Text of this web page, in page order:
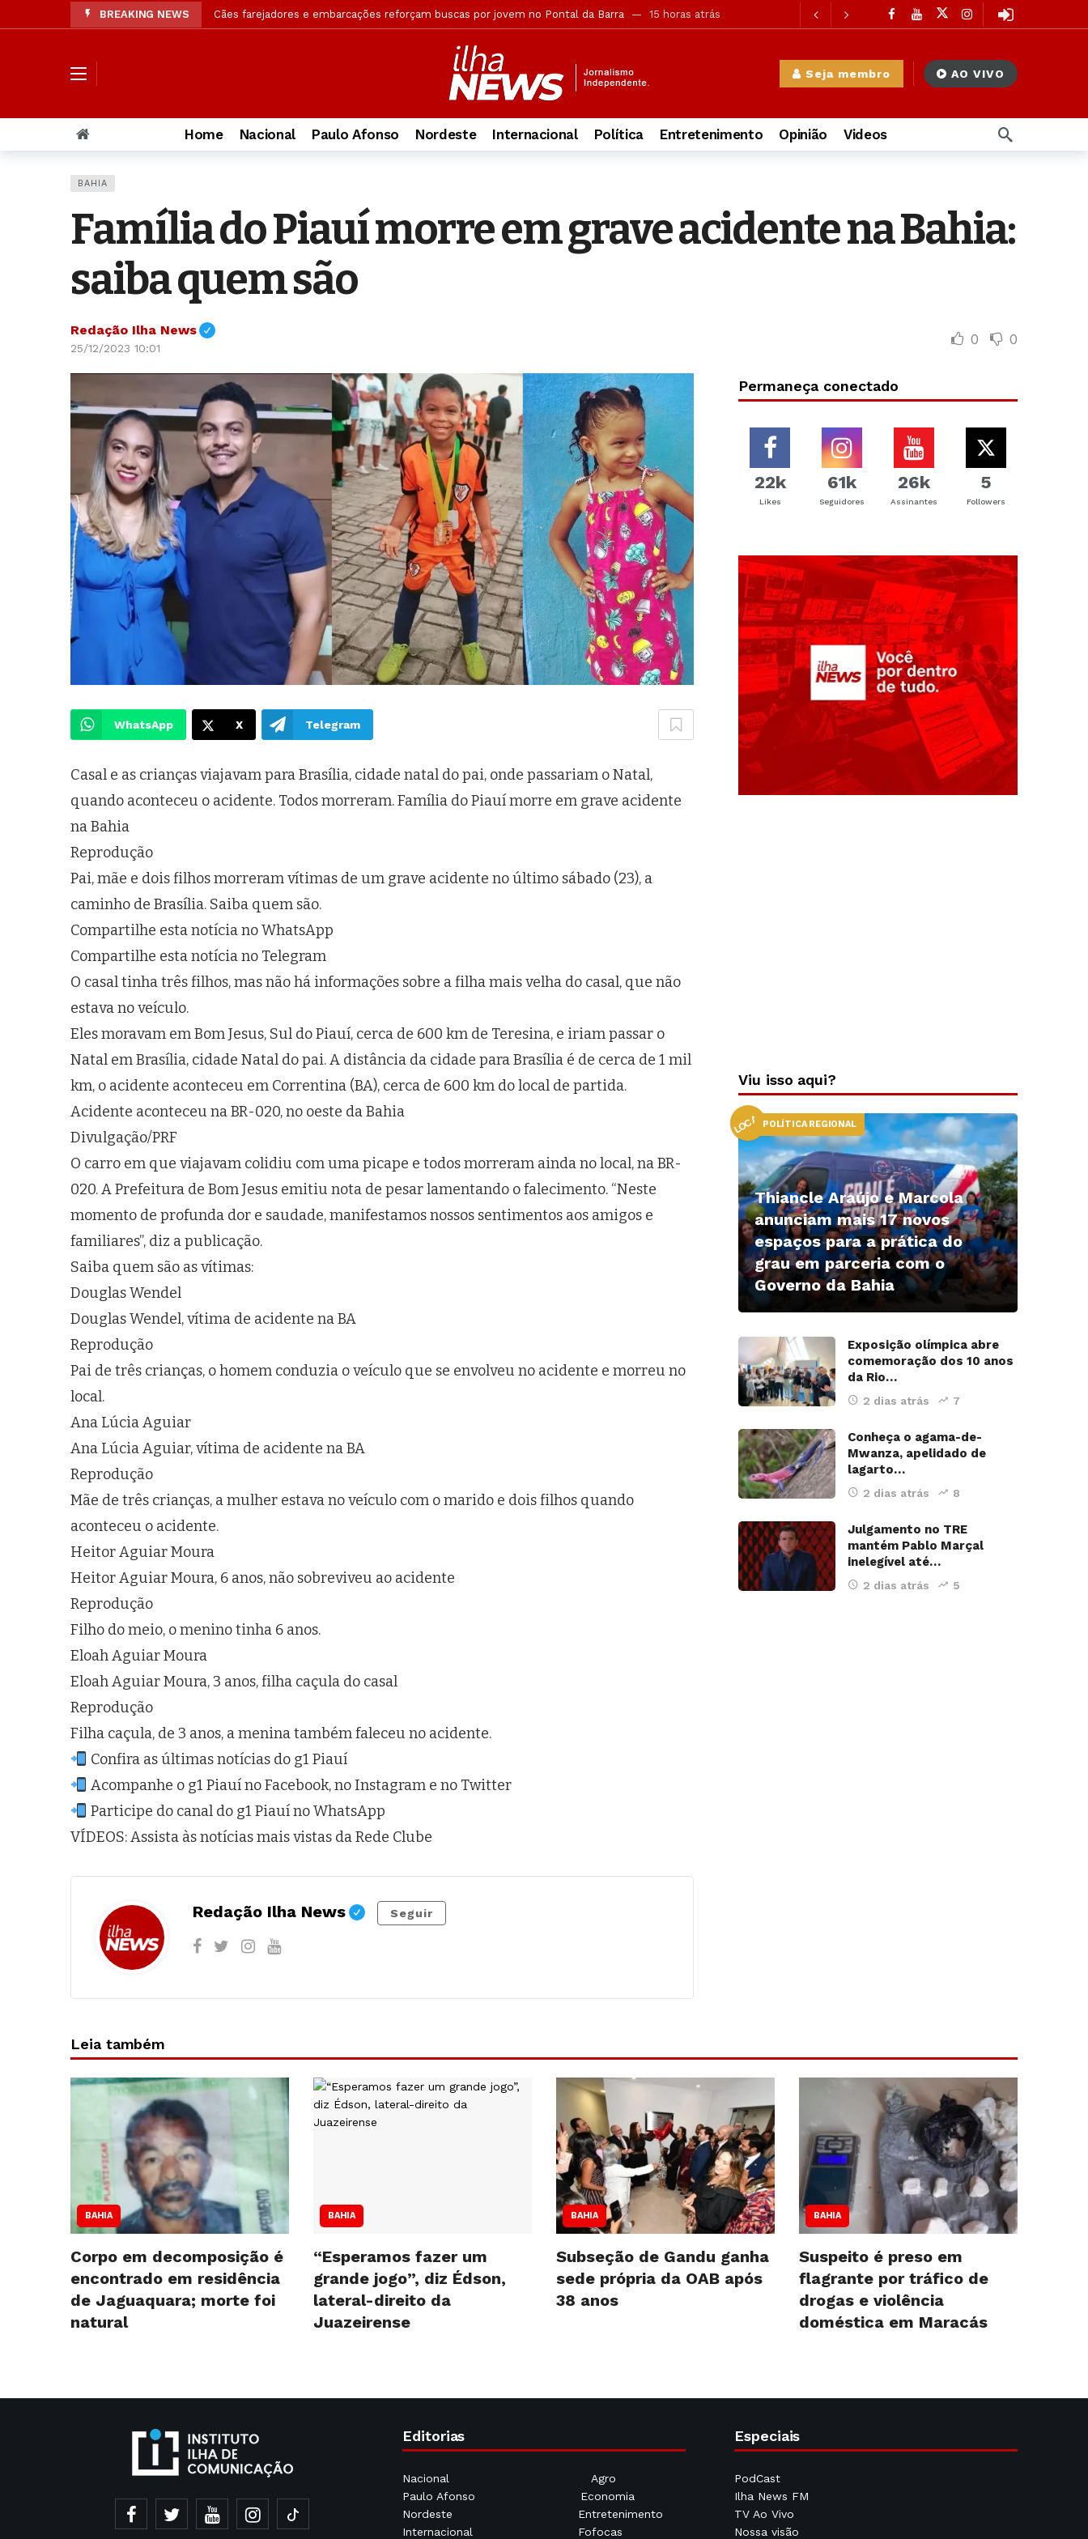
BREAKING NEWS Cães farejadores e embarcações reforçam buscas por jovem no Pontal da Barra 15 horas atrás
Operação da Segurança Pública retira câmeras clandestinas de postes em Maceió
OAB/AL solicita à PC ampliação do funcionamento das Delegacias Especializadas de Atendimento à Mulher 15 horas atrás
Jaques Wagner ironiza notícia sobre suposto uso de IA em plano de governo de ACM Neto 15 horas atrás
Elmar Nascimento diz que houve erro em autodeclaração no TSE 15 horas atrás
AGU vai pedir na Justiça derrubada do Discord no Brasil 15 horas atrás
Acusada de matar PM, muda versão, mas acusação desmonta tese de legítima defesa 15 horas atrás
Seja membro AO VIVO
Home Nacional Paulo Afonso Nordeste Internacional Política Entretenimento Opinião Videos
BAHIA
Família do Piauí morre em grave acidente na Bahia:
saiba quem são
Redação Ilha News
25/12/2023 10:01
0 0
WhatsApp X Telegram
Casal e as crianças viajavam para Brasília, cidade natal do pai, onde passariam o Natal,
quando aconteceu o acidente. Todos morreram. Família do Piauí morre em grave acidente
na Bahia
Reprodução
Pai, mãe e dois filhos morreram vítimas de um grave acidente no último sábado (23), a
caminho de Brasília. Saiba quem são.
Compartilhe esta notícia no WhatsApp
Compartilhe esta notícia no Telegram
O casal tinha três filhos, mas não há informações sobre a filha mais velha do casal, que não
estava no veículo.
Eles moravam em Bom Jesus, Sul do Piauí, cerca de 600 km de Teresina, e iriam passar o
Natal em Brasília, cidade Natal do pai. A distância da cidade para Brasília é de cerca de 1 mil
km, o acidente aconteceu em Correntina (BA), cerca de 600 km do local de partida.
Acidente aconteceu na BR-020, no oeste da Bahia
Divulgação/PRF
O carro em que viajavam colidiu com uma picape e todos morreram ainda no local, na BR-
020. A Prefeitura de Bom Jesus emitiu nota de pesar lamentando o falecimento. “Neste
momento de profunda dor e saudade, manifestamos nossos sentimentos aos amigos e
familiares”, diz a publicação.
Saiba quem são as vítimas:
Douglas Wendel
Douglas Wendel, vítima de acidente na BA
Reprodução
Pai de três crianças, o homem conduzia o veículo que se envolveu no acidente e morreu no
local.
Ana Lúcia Aguiar
Ana Lúcia Aguiar, vítima de acidente na BA
Reprodução
Mãe de três crianças, a mulher estava no veículo com o marido e dois filhos quando
aconteceu o acidente.
Heitor Aguiar Moura
Heitor Aguiar Moura, 6 anos, não sobreviveu ao acidente
Reprodução
Filho do meio, o menino tinha 6 anos.
Eloah Aguiar Moura
Eloah Aguiar Moura, 3 anos, filha caçula do casal
Reprodução
Filha caçula, de 3 anos, a menina também faleceu no acidente.
Confira as últimas notícias do g1 Piauí
Acompanhe o g1 Piauí no Facebook, no Instagram e no Twitter
‎Participe do canal do g1 Piauí no WhatsApp
VÍDEOS: Assista às notícias mais vistas da Rede Clube
Redação Ilha News Seguir
Permaneça conectado
22k
Likes
61k
Seguidores
26k
Assinantes
5
Followers
Viu isso aqui?
LOCALPOLÍTICA REGIONAL
Thiancle Araújo e Marcola
anunciam mais 17 novos
espaços para a prática do
grau em parceria com o
Governo da Bahia
Exposição olímpica abre
comemoração dos 10 anos
da Rio…
2 dias atrás 7
Conheça o agama-de-
Mwanza, apelidado de
lagarto…
2 dias atrás 8
Julgamento no TRE
mantém Pablo Marçal
inelegível até…
2 dias atrás 5
Leia também
BAHIA
Corpo em decomposição é
encontrado em residência
de Jaguaquara; morte foi
natural
BAHIA
“Esperamos fazer um
grande jogo”, diz Édson,
lateral-direito da
Juazeirense
BAHIA
Subseção de Gandu ganha
sede própria da OAB após
38 anos
BAHIA
Suspeito é preso em
flagrante por tráfico de
drogas e violência
doméstica em Maracás
Editorias
Nacional
Agro
Paulo Afonso
Economia
Nordeste
Entretenimento
Internacional
Fofocas
Especiais
PodCast
Ilha News FM
TV Ao Vivo
Nossa visão